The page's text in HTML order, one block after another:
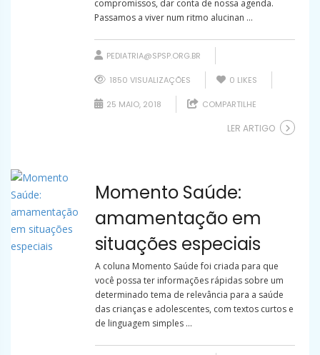
compromissos, dar conta de nossa agenda.
Passamos a viver num ritmo alucinan ...
PEDIATRIA@SPSP.ORG.BR
1850 VISUALIZAÇÕES 0 LIKES
25 MAIO, 2018 COMPARTILHE
LER ARTIGO
Momento Saúde:
amamentação em
situações especiais
A coluna Momento Saúde foi criada para que
você possa ter informações rápidas sobre um
determinado tema de relevância para a saúde
das crianças e adolescentes, com textos curtos e
de linguagem simples ...